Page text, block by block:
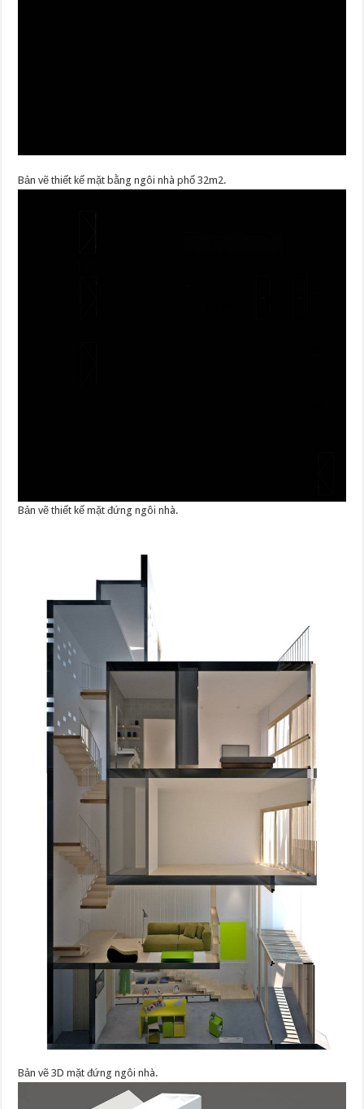
Bản vẽ thiết kế mặt bằng ngôi nhà phố 32m2.
Bản vẽ thiết kế mặt đứng ngôi nhà.
Bản vẽ 3D mặt đứng ngôi nhà.